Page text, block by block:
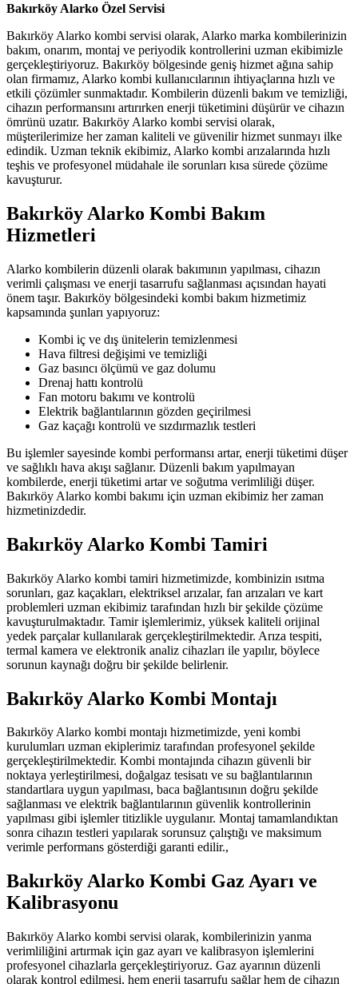
Bakırköy Alarko Özel Servisi
Bakırköy Alarko kombi servisi olarak, Alarko marka kombilerinizin
bakım, onarım, montaj ve periyodik kontrollerini uzman ekibimizle
gerçekleştiriyoruz. Bakırköy bölgesinde geniş hizmet ağına sahip
olan firmamız, Alarko kombi kullanıcılarının ihtiyaçlarına hızlı ve
etkili çözümler sunmaktadır. Kombilerin düzenli bakım ve temizliği,
cihazın performansını artırırken enerji tüketimini düşürür ve cihazın
ömrünü uzatır. Bakırköy Alarko kombi servisi olarak,
müşterilerimize her zaman kaliteli ve güvenilir hizmet sunmayı ilke
edindik. Uzman teknik ekibimiz, Alarko kombi arızalarında hızlı
teşhis ve profesyonel müdahale ile sorunları kısa sürede çözüme
kavuşturur.
Bakırköy Alarko Kombi Bakım
Hizmetleri
Alarko kombilerin düzenli olarak bakımının yapılması, cihazın
verimli çalışması ve enerji tasarrufu sağlanması açısından hayati
önem taşır. Bakırköy bölgesindeki kombi bakım hizmetimiz
kapsamında şunları yapıyoruz:
Kombi iç ve dış ünitelerin temizlenmesi
Hava filtresi değişimi ve temizliği
Gaz basıncı ölçümü ve gaz dolumu
Drenaj hattı kontrolü
Fan motoru bakımı ve kontrolü
Elektrik bağlantılarının gözden geçirilmesi
Gaz kaçağı kontrolü ve sızdırmazlık testleri
Bu işlemler sayesinde kombi performansı artar, enerji tüketimi düşer
ve sağlıklı hava akışı sağlanır. Düzenli bakım yapılmayan
kombilerde, enerji tüketimi artar ve soğutma verimliliği düşer.
Bakırköy Alarko kombi bakımı için uzman ekibimiz her zaman
hizmetinizdedir.
Bakırköy Alarko Kombi Tamiri
Bakırköy Alarko kombi tamiri hizmetimizde, kombinizin ısıtma
sorunları, gaz kaçakları, elektriksel arızalar, fan arızaları ve kart
problemleri uzman ekibimiz tarafından hızlı bir şekilde çözüme
kavuşturulmaktadır. Tamir işlemlerimiz, yüksek kaliteli orijinal
yedek parçalar kullanılarak gerçekleştirilmektedir. Arıza tespiti,
termal kamera ve elektronik analiz cihazları ile yapılır, böylece
sorunun kaynağı doğru bir şekilde belirlenir.
Bakırköy Alarko Kombi Montajı
Bakırköy Alarko kombi montajı hizmetimizde, yeni kombi
kurulumları uzman ekiplerimiz tarafından profesyonel şekilde
gerçekleştirilmektedir. Kombi montajında cihazın güvenli bir
noktaya yerleştirilmesi, doğalgaz tesisatı ve su bağlantılarının
standartlara uygun yapılması, baca bağlantısının doğru şekilde
sağlanması ve elektrik bağlantılarının güvenlik kontrollerinin
yapılması gibi işlemler titizlikle uygulanır. Montaj tamamlandıktan
sonra cihazın testleri yapılarak sorunsuz çalıştığı ve maksimum
verimle performans gösterdiği garanti edilir.,
Bakırköy Alarko Kombi Gaz Ayarı ve
Kalibrasyonu
Bakırköy Alarko kombi servisi olarak, kombilerinizin yanma
verimliliğini artırmak için gaz ayarı ve kalibrasyon işlemlerini
profesyonel cihazlarla gerçekleştiriyoruz. Gaz ayarının düzenli
olarak kontrol edilmesi, hem enerji tasarrufu sağlar hem de cihazın